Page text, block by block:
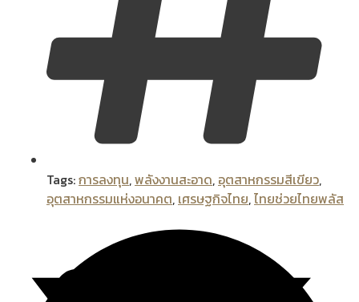
Tags:การลงทุน,พลังงานสะอาด, อุตสาหกรรมสีเขียว,
อุตสาหกรรมแห่งอนาคต, เศรษฐกิจไทย,ไทยช่วยไทยพลัส